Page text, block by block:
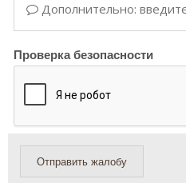
Дополнительно:
Проверка безопасности
Отправить жалобу